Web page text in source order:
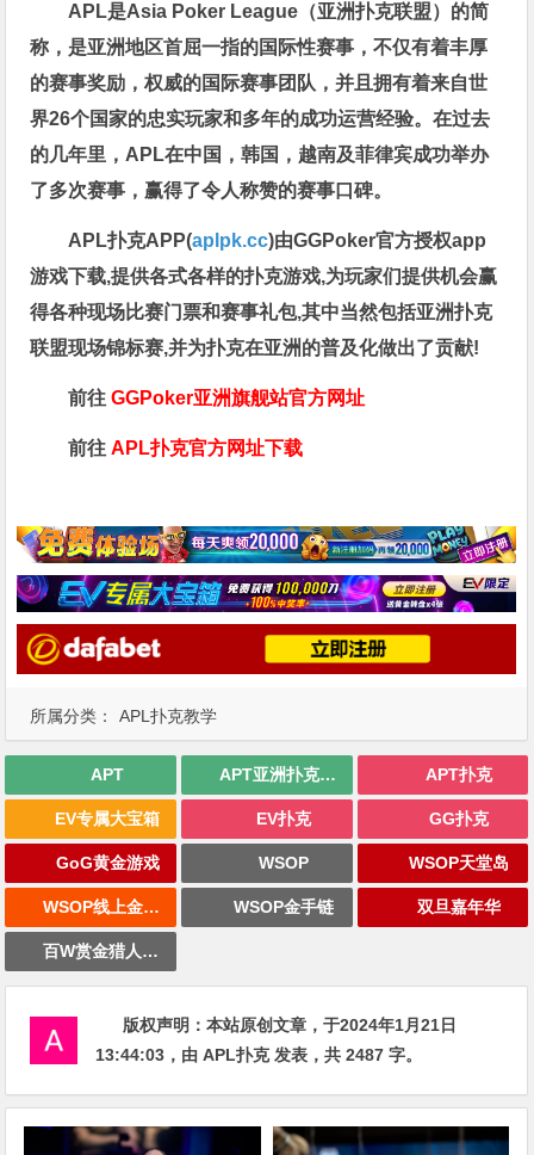
所属分类： APL扑克教学
APL是Asia Poker League（亚洲扑克联盟）的简
称，是亚洲地区首屈一指的国际性赛事，不仅有着丰厚
的赛事奖励，权威的国际赛事团队，并且拥有着来自世
界26个国家的忠实玩家和多年的成功运营经验。在过去
的几年里，APL在中国，韩国，越南及菲律宾成功举办
了多次赛事，赢得了令人称赞的赛事口碑。
APL扑克APP(aplpk.cc)由GGPoker官方授权app
游戏下载,提供各式各样的扑克游戏,为玩家们提供机会赢
得各种现场比赛门票和赛事礼包,其中当然包括亚洲扑克
联盟现场锦标赛,并为扑克在亚洲的普及化做出了贡献!
前往GGPoker亚洲旗舰站官方网址
前往APL扑克官方网址下载
APT APT亚洲扑克巡回赛 APT扑克
EV专属大宝箱 EV扑克 GG扑克
GoG黄金游戏 WSOP WSOP天堂岛
WSOP线上金手链 WSOP金手链 双旦嘉年华
百W赏金猎人大奖赛
版权声明：本站原创文章，于2024年1月21日
13:44:03 ，由APL扑克发表，共 2487 字。